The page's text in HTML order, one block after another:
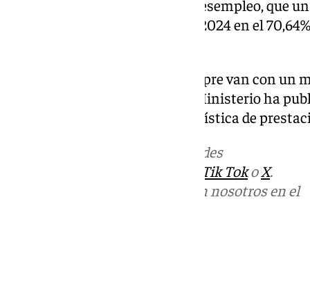
La tasa de cobertura frente al desempleo, que
66%, se situó en septiembre de 2024 en el
Los datos de prestaciones siempre van con un
datos de paro, de forma que el Ministerio ha
desempleo de octubre y la estadística de
en las redes
Tik TokoX.
Puedes ponerte en contacto con nosotros en el